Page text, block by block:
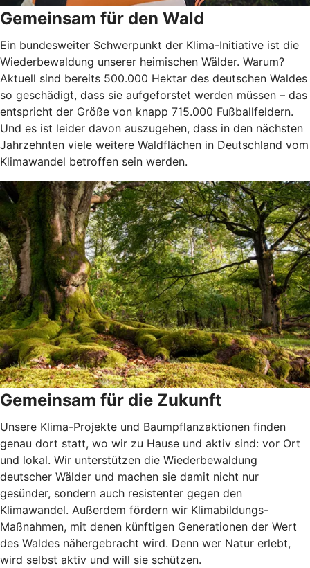
Gemeinsam für den Wald
Ein bundesweiter Schwerpunkt der Klima-Initiative ist die
Wiederbewaldung unserer heimischen Wälder. Warum?
Aktuell sind bereits 500.000 Hektar des deutschen Waldes
so geschädigt, dass sie aufgeforstet werden müssen – das
entspricht der Größe von knapp 715.000 Fußballfeldern.
Und es ist leider davon auszugehen, dass in den nächsten
Jahrzehnten viele weitere Waldflächen in Deutschland vom
Klimawandel betroffen sein werden.
Gemeinsam für die Zukunft
Unsere Klima-Projekte und Baumpflanzaktionen finden
genau dort statt, wo wir zu Hause und aktiv sind: vor Ort
und lokal. Wir unterstützen die Wiederbewaldung
deutscher Wälder und machen sie damit nicht nur
gesünder, sondern auch resistenter gegen den
Klimawandel. Außerdem fördern wir Klimabildungs-
Maßnahmen, mit denen künftigen Generationen der Wert
des Waldes nähergebracht wird. Denn wer Natur erlebt,
wird selbst aktiv und will sie schützen.